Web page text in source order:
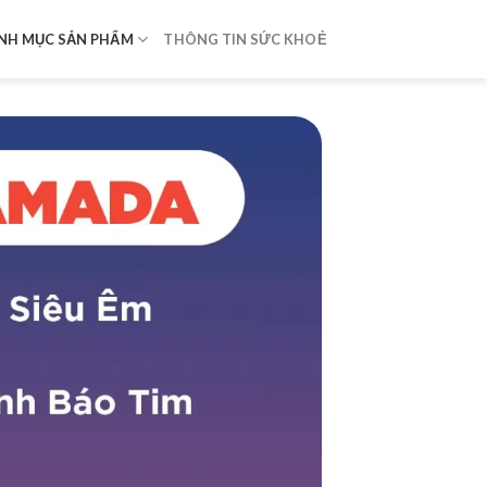
MỤC SẢN PHẨM THÔNG TIN SỨC KHOẺ